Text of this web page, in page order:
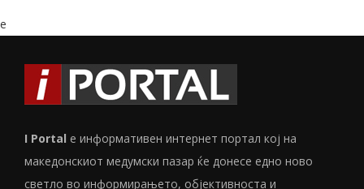
e
I Portal е информативен интернет портал кој на
македонскиот медумски пазар ќе донесе едно ново
светло во информирањето, објективноста и